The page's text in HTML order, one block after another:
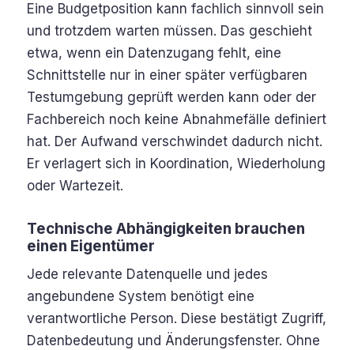
Eine Budgetposition kann fachlich sinnvoll sein
und trotzdem warten müssen. Das geschieht
etwa, wenn ein Datenzugang fehlt, eine
Schnittstelle nur in einer später verfügbaren
Testumgebung geprüft werden kann oder der
Fachbereich noch keine Abnahmefälle definiert
hat. Der Aufwand verschwindet dadurch nicht.
Er verlagert sich in Koordination, Wiederholung
oder Wartezeit.
Technische Abhängigkeiten brauchen
einen Eigentümer
Jede relevante Datenquelle und jedes
angebundene System benötigt eine
verantwortliche Person. Diese bestätigt Zugriff,
Datenbedeutung und Änderungsfenster. Ohne